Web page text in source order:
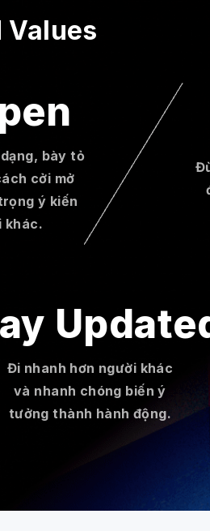
bày tỏ
cởi mở
ý kiến
khác.
Đi nhanh hơn người khác
và nhanh chóng biến ý
tưởng thành hành động.